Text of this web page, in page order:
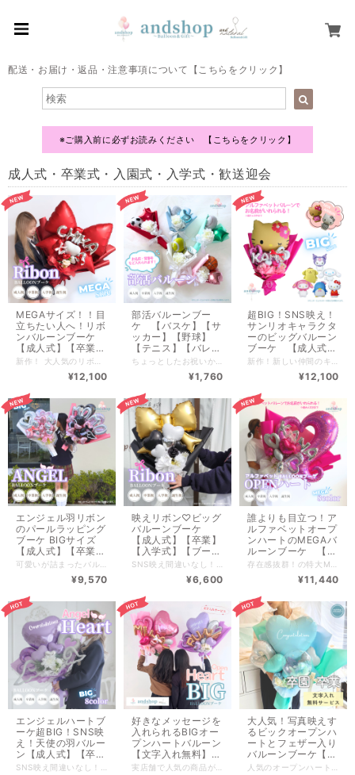
配送・お届け・返品・注意事項について【こちらをクリック】
※ご購入前に必ずお読みください 【こちらをクリック】
成人式・卒業式・入園式・入学式・歓送迎会
MEGAサイズ！！目
立ちたい人へ！リボ
ンバルーンブーケ
【成人式】【卒業】
【入学式】【ブー
MEGAバルーン¥12,100
部活バルーンブー
ケ 【バスケ】【サ
ッカー】【野球】
【テニス】【バレー
ボール】【習い事】
【ブーケ】【誕生日
祝い】
¥1,760
超BIG！SNS映え！
サンリオキャラクタ
ーのビッグバルーン
ブーケ 【成人式】
【卒業】【入学式】
祝い】BIGバルーン
¥12,100
エンジェル羽リボン
のパールラッピング
ブーケ BIGサイズ
【成人式】【卒業
式】【入学式】【ブ
い】【卒業バルー
ン】【推し】
¥9,570
映えリボン♡ビッグ
バルーンブーケ
【成人式】【卒業】
【入学式】【ブー
ケ】【誕生日祝い】
¥6,600
誰よりも目立つ！ア
ルファベットオープ
ンハートのMEGAバ
ルーンブーケ 【成
人式】【卒業式】
ケ】【誕生日祝い】
【卒業バルーン】
¥11,440
エンジェルハートブ
ーケ超BIG！SNS映
え！天使の羽バルー
ン【成人式】【卒
業】【入学式】【ブ
好きなメッセージを
入れられるBIGオー
プンハートバルーン
【文字入れ無料】
【卒業】【入学】
大人気！写真映えす
るビックオープンハ
ートとフェザー入り
バルーンブーケ【文
字入れ無料】【卒